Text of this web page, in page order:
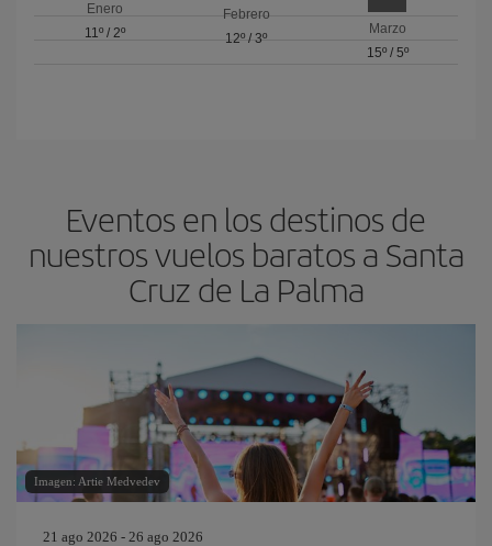
Enero
11º/ 2º
Febrero
12º / 3º
Marzo
15º/ 5º
Eventos en los destinos de
nuestros vuelos baratos a Santa
Cruz de La Palma
Imagen: Artie Medvedev
21 ago 2026 - 26 ago 2026